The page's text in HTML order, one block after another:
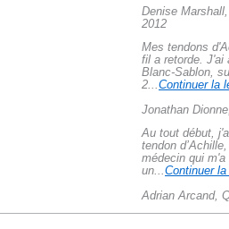
Denise
2012
Mes tendons
fil a retorde. J'ai
Blanc-Sablon,
2...Continuer la
Jonathan
Au tout début,
tendon
médecin qui
un...Continuer
Adrian Arcand,